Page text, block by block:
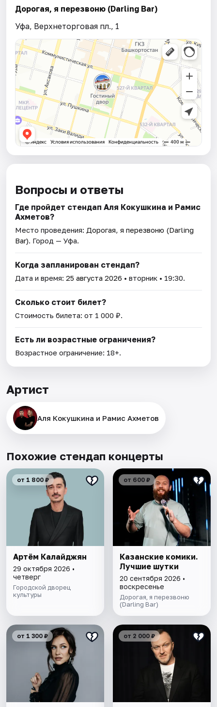
Дорогая, я перезвоню (Darling Bar)
Уфа, Верхнеторговая пл., 1
Вопросы и ответы
Где пройдет стендап Аля Кокушкина и Рамис
Ахметов?
Место проведения: Дорогая, я перезвоню (Darling
Bar). Город — Уфа.
Когда запланирован стендап?
Дата и время:25 августа 2026 • вторник • 19:30.
Сколько стоит билет?
Стоимость билета: от 1 000 ₽.
Есть ли возрастные ограничения?
Возрастное ограничение: 18+.
Артист
Аля Кокушкина и Рамис Ахметов
Похожие стендап концерты
от 1 800 ₽
Артём Калайджян
29 октября 2026 •
четверг
Городской дворец
культуры
от 600 ₽
Казанские комики.
Лучшие шутки
20 сентября 2026 •
воскресенье
Дорогая, я перезвоню
(Darling Bar)
от 1 300 ₽ от 2 000 ₽